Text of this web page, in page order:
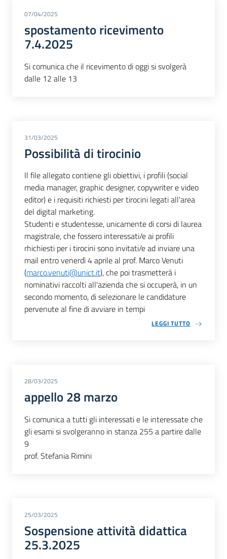
07/04/2025
spostamento ricevimento
7.4.2025
Si comunica che il ricevimento di oggi si svolgerà
dalle 12 alle 13
31/03/2025
Possibilità di tirocinio
Il file allegato contiene gli obiettivi, i profili (social
media manager, graphic designer, copywriter e video
editor) e i requisiti richiesti per tirocini legati all'area
del digital marketing.
Studenti e studentesse, unicamente di corsi di laurea
magistrale, che fossero interessati/e ai profili
rhichiesti per i tirocini sono invitati/e ad inviare una
mail entro venerdì 4 aprile al prof. Marco Venuti
(marco.venuti@unict.it), che poi trasmetterà i
nominativi raccolti all'azienda che si occuperà, in un
secondo momento, di selezionare le candidature
pervenute al fine di avviare in tempi
LEGGI TUTTO
28/03/2025
appello 28 marzo
Si comunica a tutti gli interessati e le interessate che
gli esami si svolgeranno in stanza 255 a partire dalle
9
prof. Stefania Rimini
25/03/2025
Sospensione attività didattica
25.3.2025